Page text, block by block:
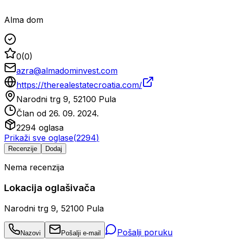
Alma dom
0(0)
azra@almadominvest.com
https://therealestatecroatia.com/
Narodni trg 9, 52100 Pula
Član od 26. 09. 2024.
2294 oglasa
Prikaži sve oglase(2294)
Recenzije Dodaj
Nema recenzija
Lokacija oglašivača
Narodni trg 9, 52100 Pula
Nazovi Pošalji e-mail Pošalji poruku